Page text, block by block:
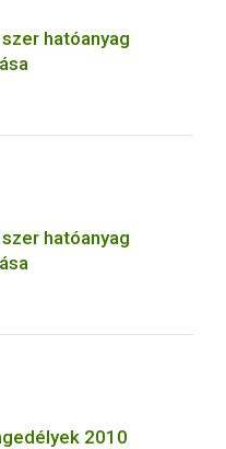
hatóanyag
hatóanyag
2010